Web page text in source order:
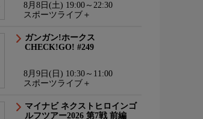
8月8日(土) 19:00～22:30
スポーツライブ＋
ガンガン!ホークス
CHECK!GO! #249
8月9日(日) 10:30～11:00
スポーツライブ＋
マイナビ ネクストヒロインゴ
ルフツアー2026 第7戦 前編